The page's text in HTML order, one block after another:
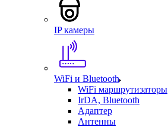
IP камеры
WiFi и Bluetooth
WiFi маршрутизаторы
IrDA, Bluetooth
Адаптер
Антенны